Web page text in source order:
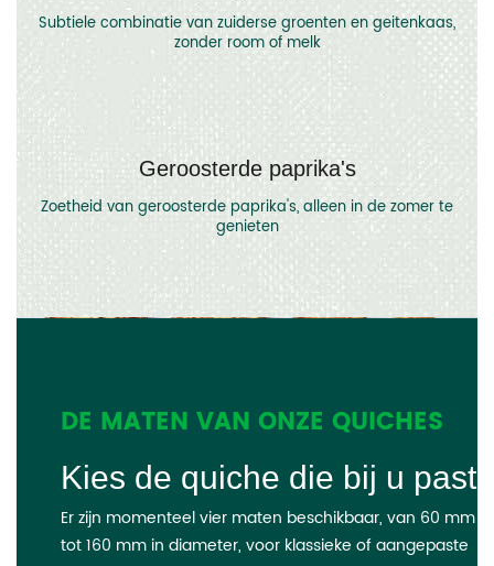
Subtiele combinatie van zuiderse groenten en geitenkaas,
zonder room of melk
Geroosterde paprika's
Zoetheid van geroosterde paprika's, alleen in de zomer te
genieten
DE MATEN VAN ONZE QUICHES
Kies de quiche die bij u past
Er zijn momenteel vier maten beschikbaar, van 60 mm
tot 160 mm in diameter, voor klassieke of aangepaste